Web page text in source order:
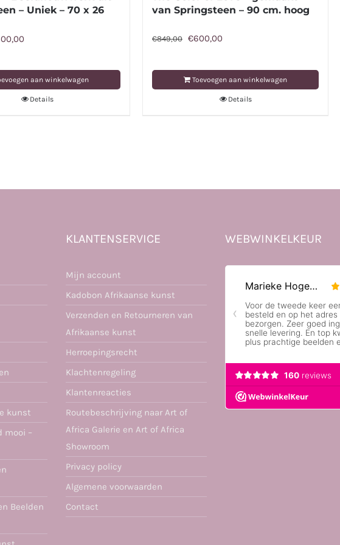
– Uniek – 70 x 26
is:
€600,00.
aan winkelwagen
Details
van Springsteen – 90 cm. hoog
€849,00 Oorspronkelijke
was:
€849,00.
€600,00
is:
€600,00.
Toevoegen aan winkelwagen
Details
kunst
mooi –
Beelden
KLANTENSERVICE
Mijn account
Kadobon Afrikaanse kunst
Verzenden en Retourneren van
Afrikaanse kunst
Herroepingsrecht
Klachtenregeling
Klantenreacties
Routebeschrijving naar Art of
Africa Galerie en Art of Africa
Showroom
Privacy policy
Algemene voorwaarden
Contact
WEBWINKELKEUR